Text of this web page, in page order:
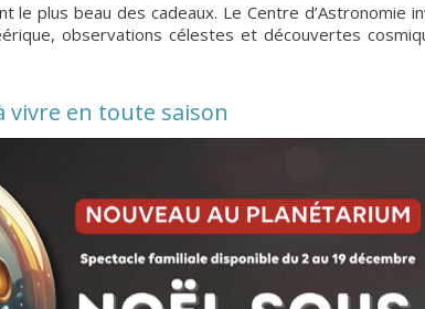
le plus beau des cadeaux. Le Centre
observations célestes et découvertes
vivre en toute saison